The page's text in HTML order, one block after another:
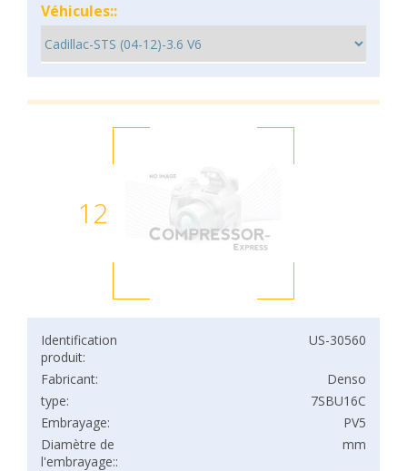
Véhicules::
12
Identification
produit:
US-30560
Fabricant:
Denso
type:
7SBU16C
Embrayage:
PV5
Diamètre de
l'embrayage::
mm